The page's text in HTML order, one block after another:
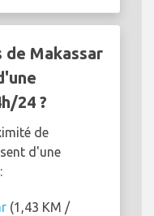
Makassar
24 ?
de
d'une
(1,43 KM /